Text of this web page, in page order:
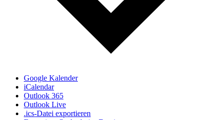
Google Kalender
iCalendar
Outlook 365
Outlook Live
.ics-Datei exportieren